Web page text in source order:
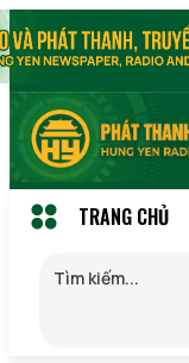
TRANG CHỦ